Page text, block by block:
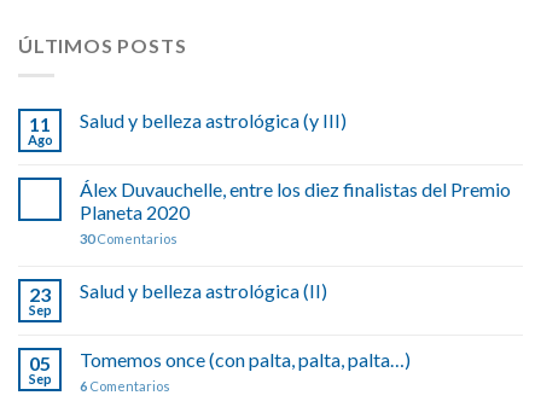
ÚLTIMOS POSTS
11
Ago
Salud y belleza astrológica (y III)
Álex Duvauchelle, entre los diez finalistas del Premio
Planeta 2020
30Comentarios
23
Sep
Salud y belleza astrológica (II)
05
Sep
Tomemos once (con palta, palta, palta…)
6 Comentarios